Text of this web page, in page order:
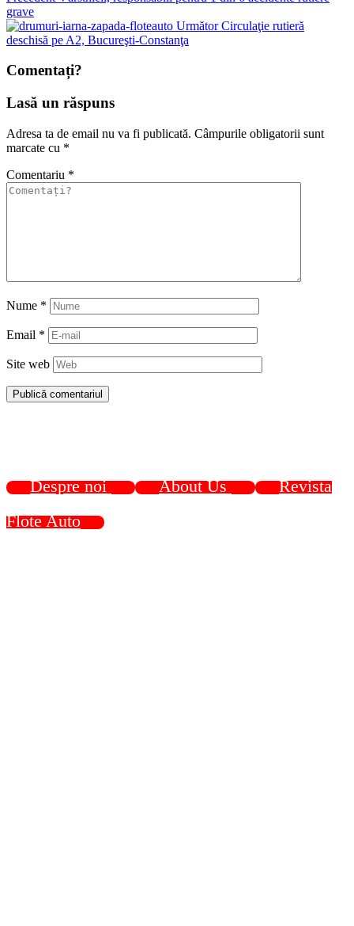
grave
Următor Circulaţie rutieră
deschisă pe A2, Bucureşti-Constanţa
Comentați?
Lasă un răspuns
Adresa ta de email nu va fi publicată. Câmpurile obligatorii sunt
marcate cu *
Comentariu *
Nume *
Email *
Site web
Despre noi About Us
Revista
Flote Auto